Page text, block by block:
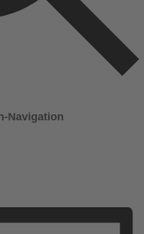
Navigation